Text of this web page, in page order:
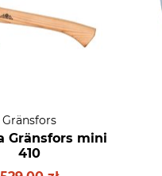
Gränsfors
Gränsfors mini
410